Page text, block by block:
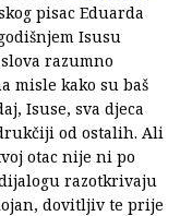
pisac Eduarda
Isusu
razumno
misle kako su baš
Isuse, sva djeca
od ostalih. Ali
otac nije ni po
razotkrivaju
dovitljiv te prije